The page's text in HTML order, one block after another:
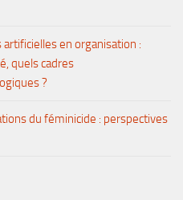
en organisation :
quels cadres
?
du féminicide : perspectives